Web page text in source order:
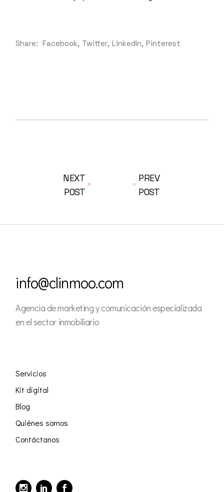
Share: Facebook Twitter LinkedIn Pinterest
PREV
POST
NEXT
POST
info@clinmoo.com
Agencia de marketing y comunicación especializada
en el sector inmobiliario
Servicios
Kit digital
Blog
Quiénes somos
Contáctanos